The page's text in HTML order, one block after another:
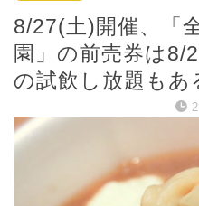
8/27(土)開催、「
園」の前売券は8/
の試飲し放題もあ